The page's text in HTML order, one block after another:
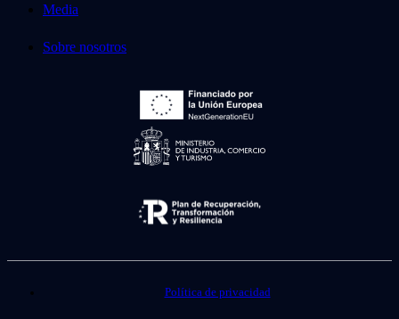
Media
Sobre nosotros
Política de privacidad